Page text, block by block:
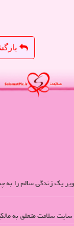
یک زندگی سالم را به